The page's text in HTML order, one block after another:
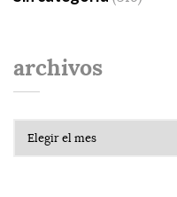
archivos